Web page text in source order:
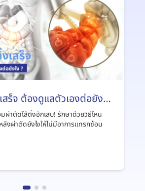
สร็จ ต้องดูแลตัวเองต่อยังไง
ผ่าตัดไส้ติ่งอักเสบ! รักษาด้วยวิธีไหน
งผ่าตัดยังไงให้ไม่มีอาการแทรกซ้อน